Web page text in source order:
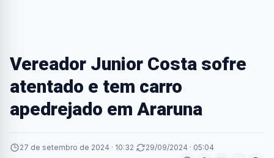
Vereador Junior Costa sofre
atentado e tem carro
apedrejado em Araruna
27 de setembro de 2024 · 10:32· 29/09/2024 · 05:04